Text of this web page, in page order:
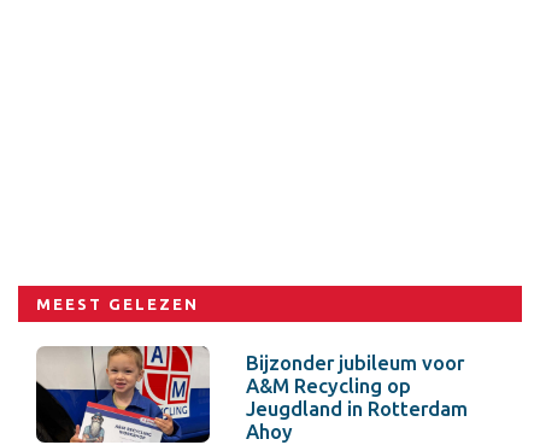
MEEST GELEZEN
Bijzonder jubileum voor
A&M Recycling op
Jeugdland in Rotterdam
Ahoy